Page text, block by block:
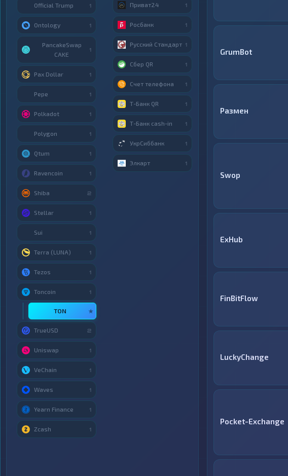
GrumBot
Размен
Swop
ExHub
FinBitFlow
LuckyChange
Pocket-Exchange
Official Trump 1
Ontology 1
PancakeSwap
CAKE
1
Pax Dollar 1
Pepe 1
Polkadot 1
Polygon 1
Qtum 1
Ravencoin 1
Shiba 2
Stellar 1
Sui 1
Terra (LUNA) 1
Tezos 1
Toncoin 1
TON ★
TrueUSD 2
Uniswap 1
VeChain 1
Waves 1
Yearn Finance 1
Zcash 1
Приват24 1
Росбанк 1
Русский Стандарт 1
Сбер QR 1
Счет телефона 1
Т-Банк QR 1
Т-Банк cash-in 1
УкрСиббанк 1
Элкарт 1